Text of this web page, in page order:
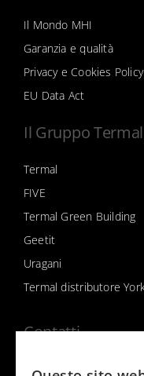
Il Mondo MHI
Garanzia e qualità
Privacy e Cookies Policy
EU Data Act
Il Gruppo Termal
Termal
FIVE
Termal Green Building
Geetit
Uragani
Termal distributore
Contatti
Contatti & supporto